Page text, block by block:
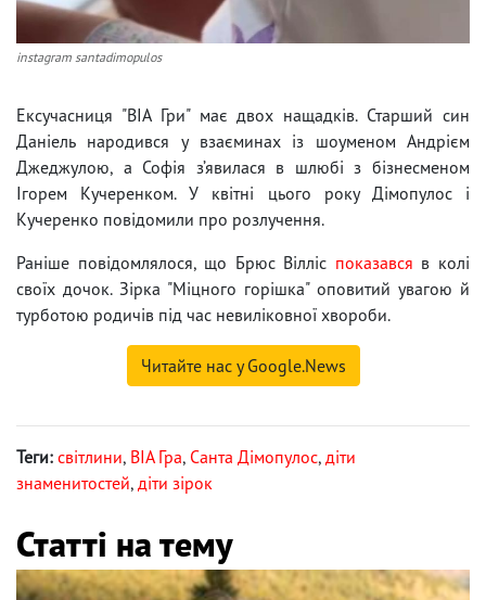
instagram santadimopulos
Ексучасниця "ВІА Гри" має двох нащадків. Старший син
Даніель народився у взаєминах із шоуменом Андрієм
Джеджулою, а Софія з’явилася в шлюбі з бізнесменом
Ігорем Кучеренком. У квітні цього року Дімопулос і
Кучеренко повідомили про розлучення.
Раніше повідомлялося, що Брюс Вілліс показався в колі
своїх дочок. Зірка "Міцного горішка" оповитий увагою й
турботою родичів під час невиліковної хвороби.
Читайте нас у Google.News
Теги: світлини, ВІА Гра, Санта Дімопулос, діти
знаменитостей, діти зірок
Статті на тему